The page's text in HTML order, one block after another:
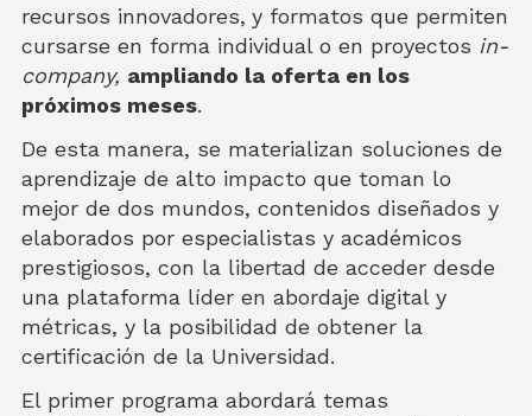
recursos innovadores, y formatos que permiten
cursarse en forma individual o en proyectos in-
company, ampliando la oferta en los
próximos meses.
De esta manera, se materializan soluciones de
aprendizaje de alto impacto que toman lo
mejor de dos mundos, contenidos diseñados y
elaborados por especialistas y académicos
prestigiosos, con la libertad de acceder desde
una plataforma líder en abordaje digital y
métricas, y la posibilidad de obtener la
certificación de la Universidad.
El primer programa abordará temas